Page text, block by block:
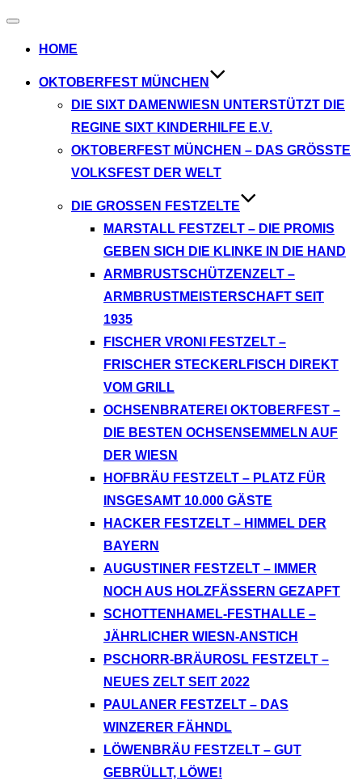
Navigation
HOME
OKTOBERFEST MÜNCHEN
DIE SIXT DAMENWIESN UNTERSTÜTZT DIE
REGINE SIXT KINDERHILFE E.V.
OKTOBERFEST MÜNCHEN – DAS GRÖSSTE V
OLKSFEST DER WELT
DIE GROSSEN FESTZELTE
MARSTALL FESTZELT – DIE PROMIS
GEBEN SICH DIE KLINKE IN DIE HAND
ARMBRUSTSCHÜTZENZELT –
ARMBRUSTMEISTERSCHAFT SEIT
1935
FISCHER VRONI FESTZELT –
FRISCHER STECKERLFISCH DIREKT
VOM GRILL
OCHSENBRATEREI OKTOBERFEST –
DIE BESTEN OCHSENSEMMELN AUF
DER WIESN
HOFBRÄU FESTZELT – PLATZ FÜR
INSGESAMT 10.000 GÄSTE
HACKER FESTZELT – HIMMEL DER
BAYERN
AUGUSTINER FESTZELT – IMMER
NOCH AUS HOLZFÄSSERN GEZAPFT
SCHOTTENHAMEL-FESTHALLE –
JÄHRLICHER WIESN-ANSTICH
PSCHORR-BRÄUROSL FESTZELT –
NEUES ZELT SEIT 2022
PAULANER FESTZELT – DAS
WINZERER FÄHNDL
LÖWENBRÄU FESTZELT – GUT
GEBRÜLLT, LÖWE!